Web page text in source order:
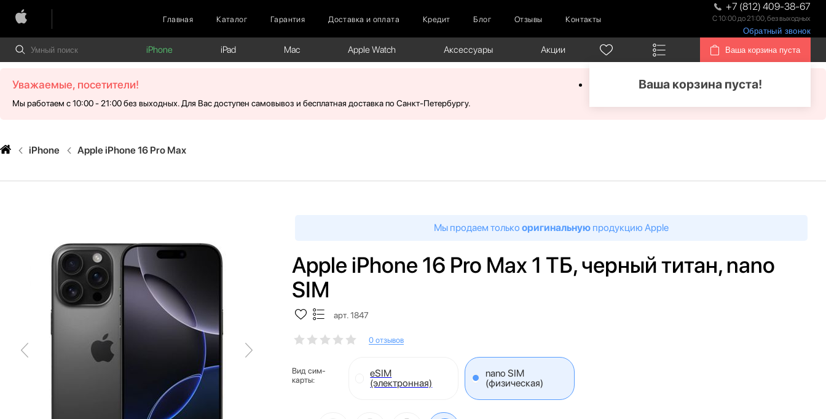
Главная Каталог Гарантия Доставка и оплата Кредит Блог Отзывы Контакты
+7 (812) 409-38-67
С 10:00 до 21:00, без выходных
Обратный звонок
iPhone iPad Mac Apple Watch Аксессуары Акции Ваша корзина пуста
Ваша корзина пуста!
Уважаемые, посетители!
Мы работаем с 10:00 - 21:00 без выходных. Для Вас доступен самовывоз и бесплатная доставка по Санкт-Петербургу.
iPhone Apple iPhone 16 Pro Max
Мы продаем только оригинальную продукцию Apple
Apple iPhone 16 Pro Max 1 ТБ, черный титан, nano
SIM
арт. 1847
0 отзывов
Вид сим-
карты:
eSIM
(электронная)
nano SIM
(физическая)